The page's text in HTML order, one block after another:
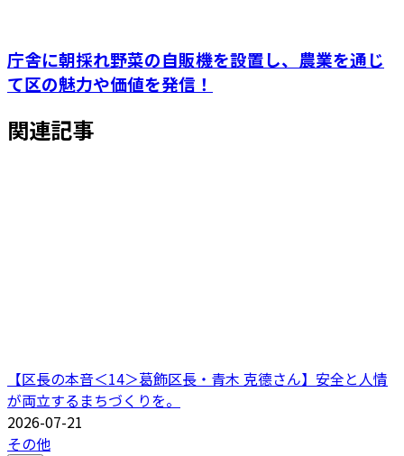
庁舎に朝採れ野菜の自販機を設置し、農業を通じ
て区の魅力や価値を発信！
関連記事
【区長の本音＜14＞葛飾区長・青木 克德さん】安全と人情
が両立するまちづくりを。
2026-07-21
その他